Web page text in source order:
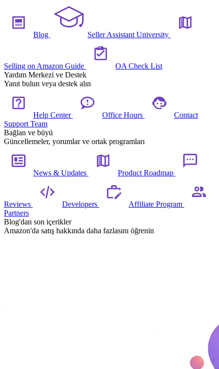
Blog Seller Assistant University
Selling on Amazon Guide
OA Check List
Yardım Merkezi ve Destek
Yanıt bulun veya destek alın
Help Center Office Hours
Contact
Support Team
Bağlan ve büyü
Güncellemeler, yorumlar ve ortak programları
News & Updates Product Roadmap
Reviews Developers
Affiliate Program
Partners
Blog'dan son içerikler
Amazon'da satış hakkında daha fazlasını öğrenin